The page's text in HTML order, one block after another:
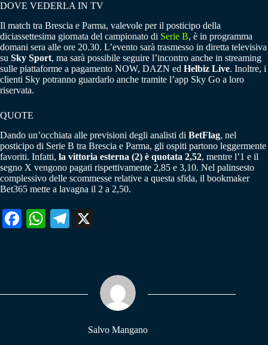
DOVE VEDERLA IN TV
Il match tra Brescia e Parma, valevole per il posticipo della
diciassettesima giornata del campionato di Serie B, è in programma
domani sera alle ore 20.30. L’evento sarà trasmesso in diretta televisiva
su Sky Sport, ma sarà possibile seguire l’incontro anche in streaming
sulle piattaforme a pagamento NOW, DAZN ed Helbiz Live. Inoltre, i
clienti Sky potranno guardarlo anche tramite l’app Sky Go a loro
riservata.
QUOTE
Dando un’occhiata alle previsioni degli analisti di BetFlag, nel
posticipo di Serie B tra Brescia e Parma, gli ospiti partono leggermente
favoriti. Infatti, la vittoria esterna (2) è quotata 2,52, mentre l’1 e il
segno X vengono pagati rispettivamente 2,85 e 3,10. Nel palinsesto
complessivo delle scommesse relative a questa sfida, il bookmaker
Bet365 mette a lavagna il 2 a 2,50.
Fa W
pp
Te
m
Salvo Mangano